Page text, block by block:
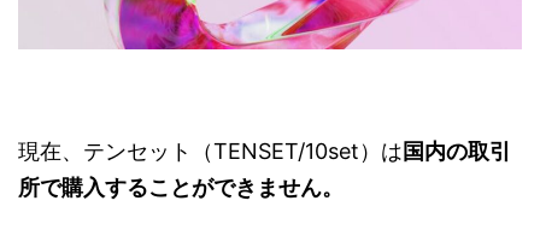
現在、テンセット（TENSET/10set）は国内の取引
所で購入することができません。